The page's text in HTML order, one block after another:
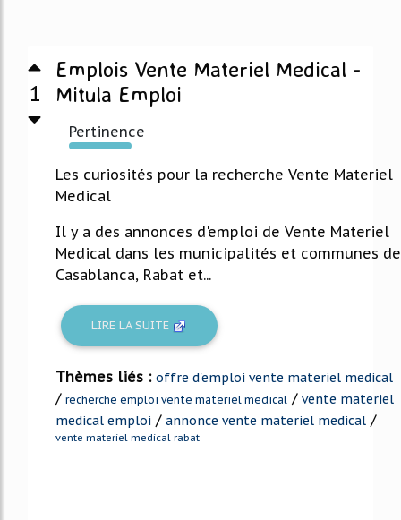
1
Emplois Vente Materiel Medical -
Mitula Emploi
Pertinence
829%
Les curiosités pour la recherche Vente Materiel
Medical
Il y a des annonces d'emploi de Vente Materiel
Medical dans les municipalités et communes de
Casablanca, Rabat et...
LIRE LA SUITE
Thèmes liés : offre d'emploi vente materiel medical
/ recherche emploi vente materiel medical / vente materiel
medical emploi / annonce vente materiel medical /
vente materiel medical rabat